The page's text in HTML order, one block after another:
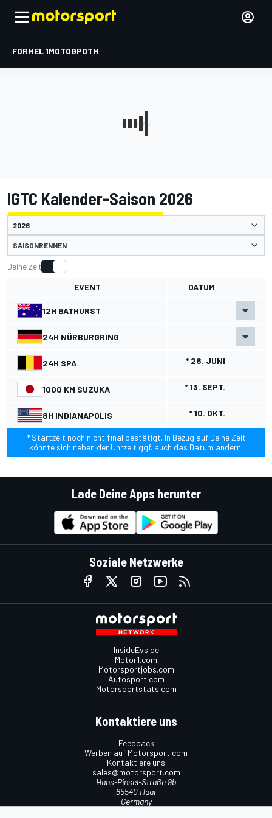
FORMEL 1MOTOGPDTM
IGTC Kalender-Saison 2026
SAISONRENNEN
Deine Zeit
EVENT DATUM
12H BATHURST
24H NÜRBURGRING
24H SPA * 28. JUNI
1000 KM SUZUKA * 13. SEPT.
8H INDIANAPOLIS * 10. OKT.
* Startzeit noch nicht final bestätigt. In Bezug auf Deine Zeit
könnte sich neben der Uhrzeit ggf. auch das Datum ändern.
Lade Deine Apps herunter
Soziale Netzwerke
InsideEvs.de
Motor1.com
Motorsportjobs.com
Autosport.com
Motorsportstats.com
Kontaktiere uns
Feedback
Werben auf Motorsport.com
Kontaktiere uns
sales@motorsport.com
Hans-Pinsel-Straße 9b
85540 Haar
Germany